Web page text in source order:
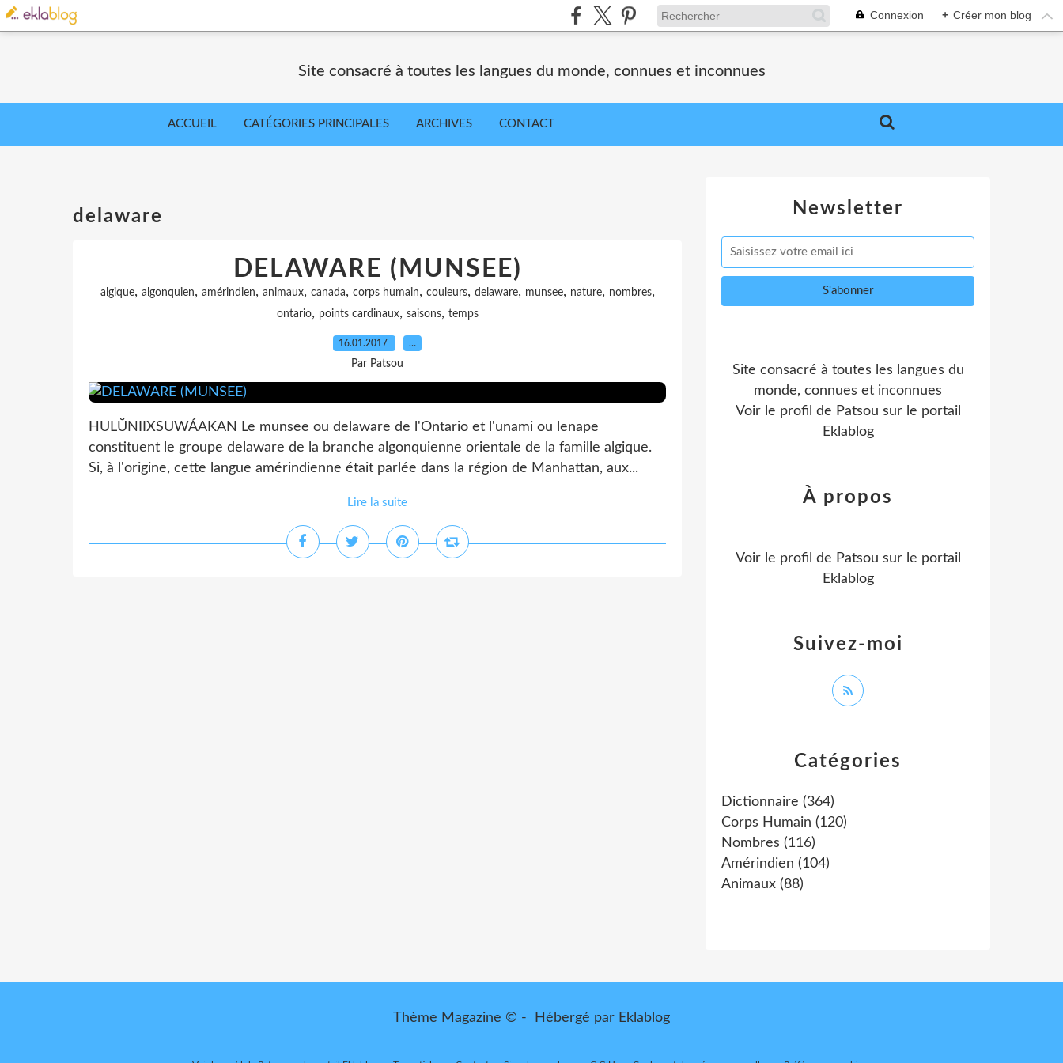
Connexion + Créer mon blog
Site consacré à toutes les langues du monde, connues et inconnues
ACCUEIL CATÉGORIES PRINCIPALES ARCHIVES CONTACT
delaware
DELAWARE (MUNSEE)
algique, algonquien, amérindien, animaux, canada, corps humain, couleurs, delaware, munsee, nature, nombres,
ontario, points cardinaux, saisons, temps
16.01.2017 …
Par Patsou
HULŬNIIXSUWÁAKAN Le munsee ou delaware de l'Ontario et l'unami ou lenape
constituent le groupe delaware de la branche algonquienne orientale de la famille algique.
Si, à l'origine, cette langue amérindienne était parlée dans la région de Manhattan, aux...
Lire la suite
Newsletter
Catégories
Dictionnaire (364)
Corps Humain (120)
Nombres (116)
Amérindien (104)
Animaux (88)
Site consacré à toutes les langues du
monde, connues et inconnues
Voir le profil de Patsou sur le portail
Eklablog
Suivez-moi
À propos
Voir le profil de Patsou sur le portail
Eklablog
Thème Magazine © - Hébergé par Eklablog